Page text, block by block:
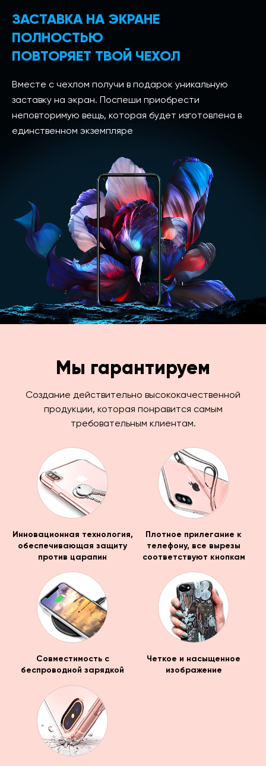
ЗАСТАВКА НА ЭКРАНЕ
ПОЛНОСТЬЮ
ПОВТОРЯЕТ ТВОЙ ЧЕХОЛ
Вместе с чехлом получи в подарок уникальную
заставку на экран. Поспеши приобрести
неповторимую вещь, которая будет изготовлена в
единственном экземпляре
Мы гарантируем
Создание действительно высококачественной
продукции, которая понравится самым
требовательным клиентам.
Инновационная технология,
обеспечивающая защиту
против царапин
Плотное прилегание к
телефону, все вырезы
соответствуют кнопкам
Совместимость с
беспроводной зарядкой
Четкое и насыщенное
изображение